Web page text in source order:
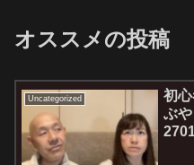
オススメの投稿
Uncategorized
初
ぶ